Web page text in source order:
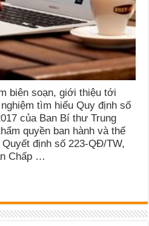
biên soạn, giới thiệu tới
tìm hiểu Quy định số
của Ban Bí thư Trung
quyền ban hành và thể
định số 223-QĐ/TW,
Chấp …